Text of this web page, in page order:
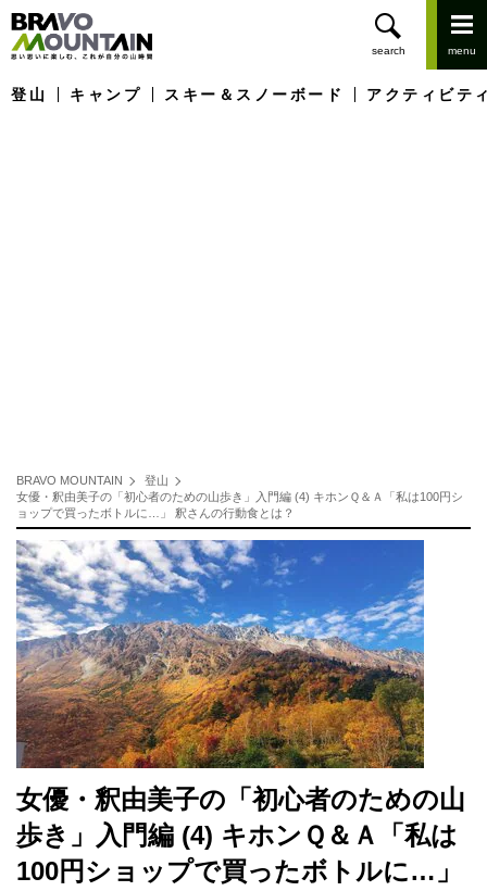
登山 キャンプ スキー＆スノーボード アクティビテ
BRAVO MOUNTAIN
登山
女優・釈由美子の「初心者のための山歩き」入門編 (4) キホンＱ＆Ａ「私は100円シ
ョップで買ったボトルに…」 釈さんの行動食とは？
女優・釈由美子の「初心者のための山
歩き」入門編 (4) キホンＱ＆Ａ「私は
100円ショップで買ったボトルに…」